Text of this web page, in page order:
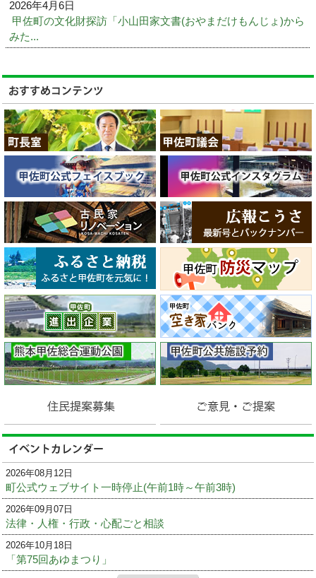
2026年4月6日
甲佐町の文化財探訪「小山田家文書(おやまだけもんじょ)から
みた...
2026年08月12日
町公式ウェブサイト一時停止(午前1時～午前3時)
2026年09月07日
法律・人権・行政・心配ごと相談
2026年10月18日
「第75回あゆまつり」